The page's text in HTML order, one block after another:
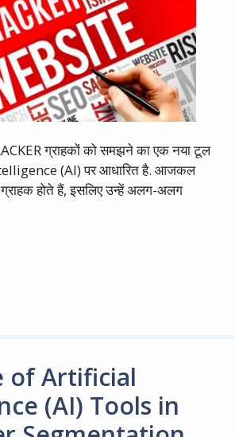
ग्राहकों को समझने का एक नया टूल
(AI) पर आधारित है. आजकल
होते हैं, इसलिए उन्हें अलग-अलग
of Artificial
(AI) Tools in